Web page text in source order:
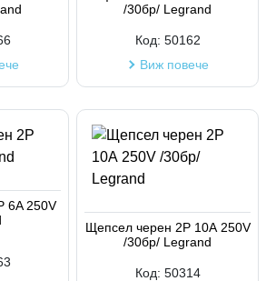
/30бр/ Legrand
Код: 50162
Виж повече
6A 250V
Щепсел черен 2P 10А 250V
/30бр/ Legrand
Код: 50314